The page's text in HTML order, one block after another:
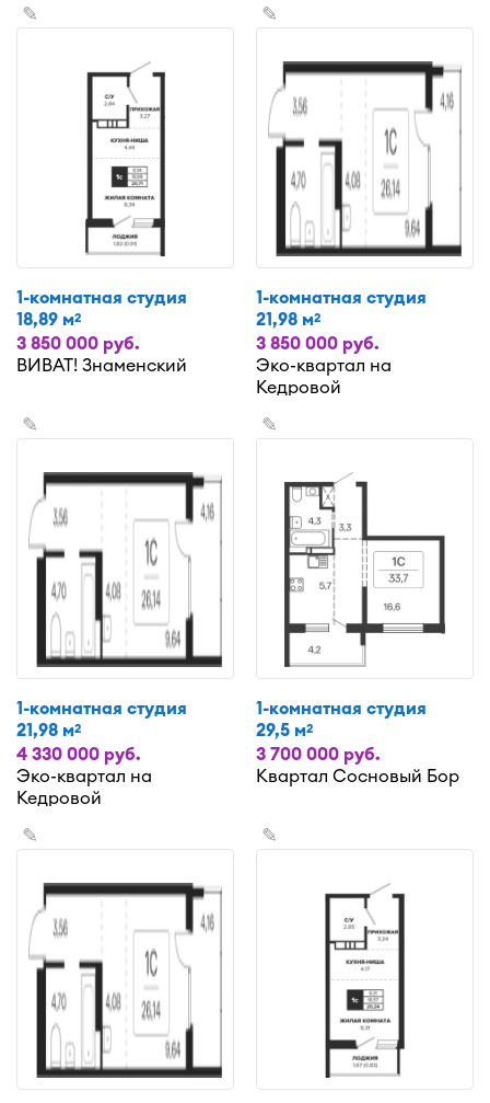
✎
1-комнатная студия
18,89 м2
3 850 000 руб.
ВИВАТ! Знаменский
✎
1-комнатная студия
21,98 м2
3 850 000 руб.
Эко-квартал на
Кедровой
✎
1-комнатная студия
21,98 м2
4 330 000 руб.
Эко-квартал на
Кедровой
✎
1-комнатная студия
29,5 м2
3 700 000 руб.
Квартал Сосновый Бор
✎ ✎